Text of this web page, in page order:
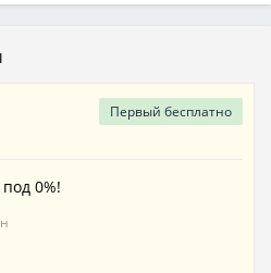
0%!
Первый бесплатно